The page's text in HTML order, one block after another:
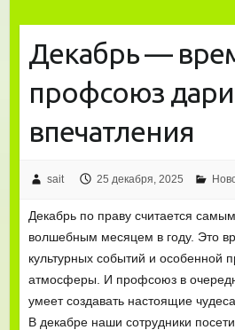
Декабрь —
профсоюз
впечатления
sait 25 декабря, 2025
Декабрь по праву считается
волшебным месяцем в году. Это
культурных событий и особенной
атмосферы. И профсоюз в
умеет создавать настоящие
В декабре наши сотрудники